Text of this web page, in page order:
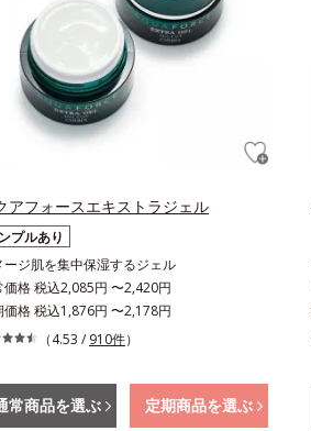
アフォースエキストラジェル
プルあり
ージ肌を集中保湿するジェル
価格 税込2,085円 〜2,420円
価格 税込1,876円 〜2,178円
（4.53 / 910件）
常商品を選ぶ 定期商品を選ぶ